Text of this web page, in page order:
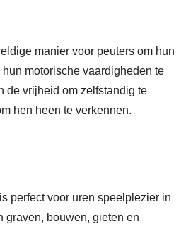
manier voor peuters om hun
motorische vaardigheden te
de vrijheid om zelfstandig te
hen heen te verkennen.
perfect voor uren speelplezier in
graven, bouwen, gieten en